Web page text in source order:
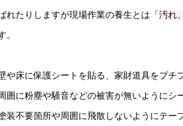
れたりしますが現場作業の養生とは 「 汚れ
。
や床に保護シートを貼る、家財道具をプチ
囲に粉塵や騒音などの被害が無いようにシ
装不要箇所や周囲に飛散しないようにテー